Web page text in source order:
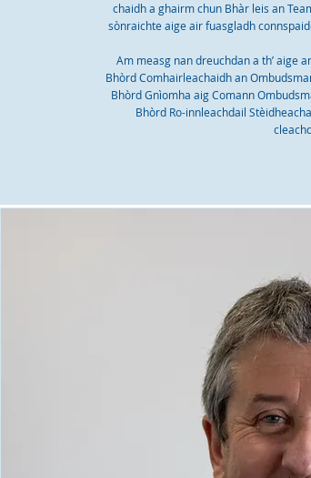
chaidh a ghairm chun Bhàr leis an
sònraichte aige air fuasgladh
Am measg nan dreuchdan a th’ aige
Bhòrd Comhairleachaidh an
Bhòrd Gnìomha aig Comann
Bhòrd Ro-innleachdail